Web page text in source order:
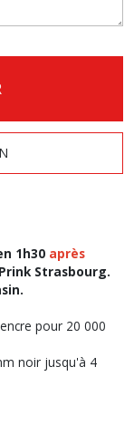
1h30 après
Strasbourg.
pour 20 000
noir jusqu'à 4